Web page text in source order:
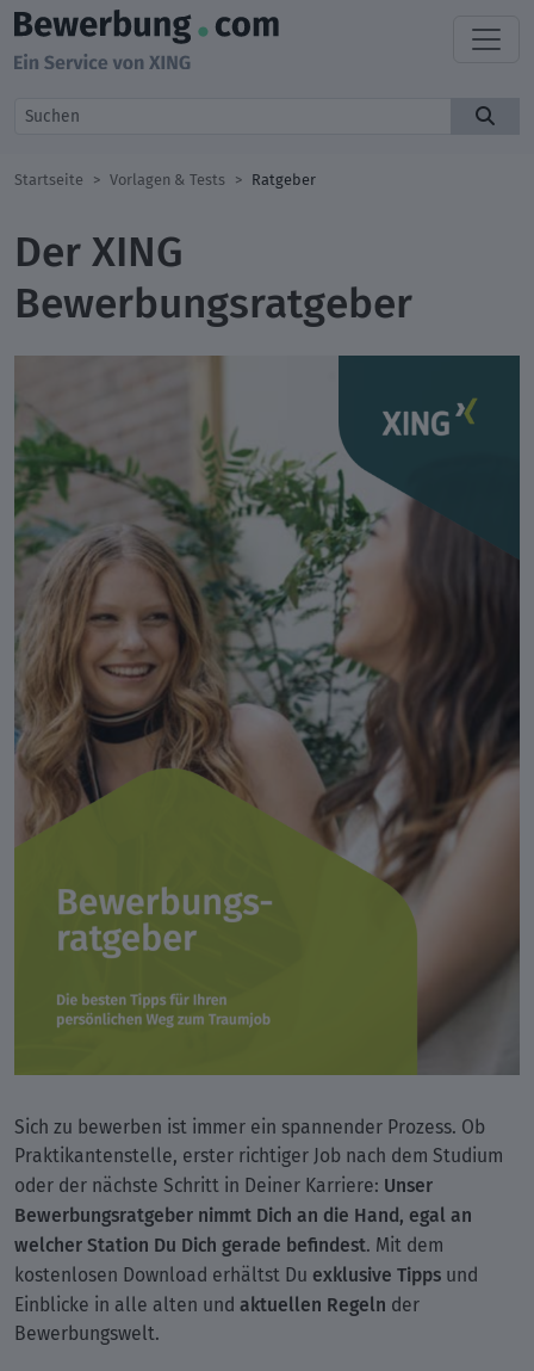
Startseite Vorlagen & Tests Ratgeber
Der XING
Bewerbungsratgeber
Sich zu bewerben ist immer ein spannender Prozess. Ob
Praktikantenstelle, erster richtiger Job nach dem Studium
oder der nächste Schritt in Deiner Karriere: Unser
Bewerbungsratgeber nimmt Dich an die Hand, egal an
welcher Station Du Dich gerade befindest. Mit dem
kostenlosen Download erhältst Du exklusive Tipps und
Einblicke in alle alten und aktuellen Regeln der
Bewerbungswelt.